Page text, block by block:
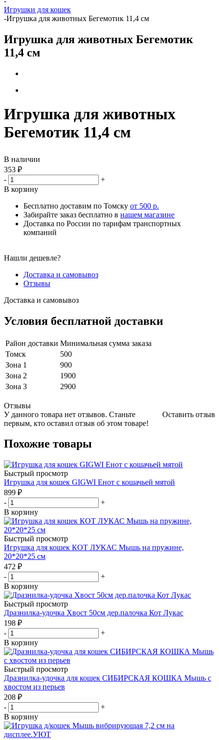
Игрушки для кошек
-Игрушка для животных Бегемотик 11,4 см
Игрушка для животных Бегемотик
11,4 см
Игрушка для животных
Бегемотик 11,4 см
В наличии
353 ₽
-
+
В корзину
Бесплатно доставим по Томску от 500 р.
Забирайте заказ бесплатно в нашем магазине
Доставка по России по тарифам транспортных
компаний
Нашли дешевле?
Доставка и самовывоз
Отзывы
Доставка и самовывоз
Условия бесплатной доставки
Район доставки Минимальная сумма заказа
Томск
500
Зона 1
900
Зона 2
1900
Зона 3
2900
Отзывы
Оставить отзыв
У данного товара нет отзывов. Станьте
первым, кто оставил отзыв об этом товаре!
Похожие товары
Быстрый просмотр
Игрушка для кошек GIGWI Енот с кошачьей мятой
899 ₽
-
+
В корзину
Быстрый просмотр
Игрушка для кошек КОТ ЛУКАС Мышь на пружине,
20*20*25 см
472 ₽
-
+
В корзину
Быстрый просмотр
Дразнилка-удочка Хвост 50см дер.палочка Кот Лукас
198 ₽
-
+
В корзину
Быстрый просмотр
Дразнилка-удочка для кошек СИБИРСКАЯ КОШКА Мышь с
хвостом из перьев
208 ₽
-
+
В корзину